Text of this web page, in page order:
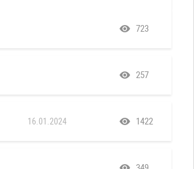
723
257
16.01.2024 1422